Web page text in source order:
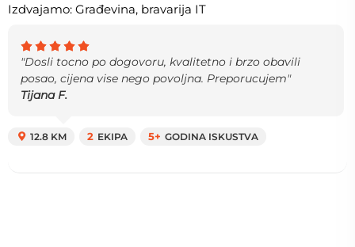
Izdvajamo: Građevina, bravarija IT
"Dosli tocno po dogovoru, kvalitetno i brzo obavili
posao, cijena vise nego povoljna. Preporucujem"
Tijana F.
12.8 KM 2 EKIPA 5+ GODINA ISKUSTVA